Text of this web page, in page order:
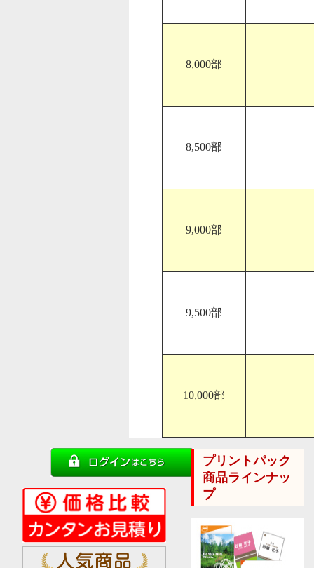
8,000部
8,500部
9,000部
9,500部
10,000部
プリントパック
商品ラインナッ
プ